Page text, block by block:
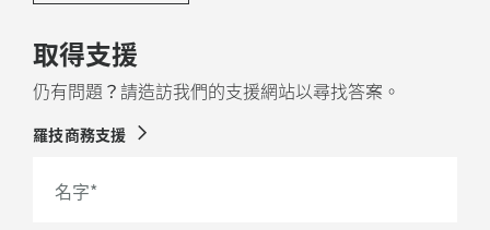
取得支援
仍有問題？請造訪我們的支援網站以尋找答案。
羅技商務支援
名字*